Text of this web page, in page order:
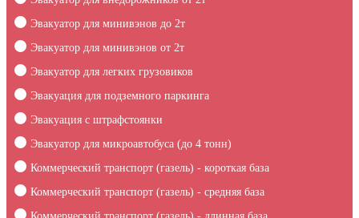
Эвакуатор для минивэнов до 2т
Эвакуатор для минивэнов от 2т
Эвакуатор для легких грузовиков
Эвакуация для подземного паркинга
Эвакуация c штрафстоянки
Эвакуатор для микроавтобуса (до 4 тонн)
Коммерческий транспорт (газель) - короткая база
Коммерческий транспорт (газель) - средняя база